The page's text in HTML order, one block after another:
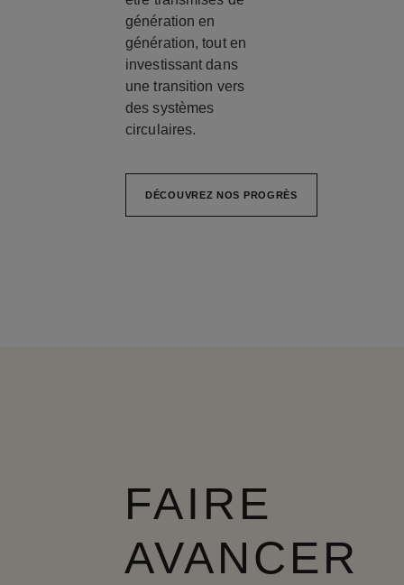
génération en
génération, tout en
investissant dans
une transition vers
des systèmes
circulaires.
DÉCOUVREZ NOS PROGRÈS
FAIRE
AVANCER